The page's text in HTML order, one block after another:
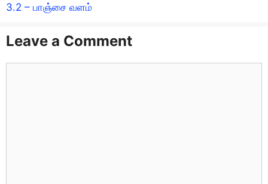
3.2 – பாஞ்சை வளம்
Leave a Comment